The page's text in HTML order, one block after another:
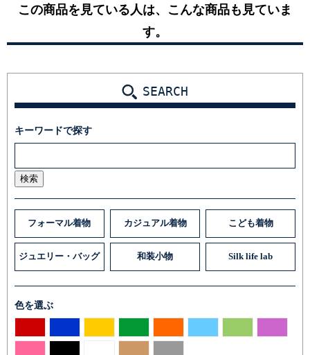
この商品を見ている人は、こんな商品も見ていま
す。
SEARCH
キーワードで探す
検索
フォーマル着物 カジュアル着物 こども着物
ジュエリー・バッグ 和装小物 Silk life lab
色を選ぶ